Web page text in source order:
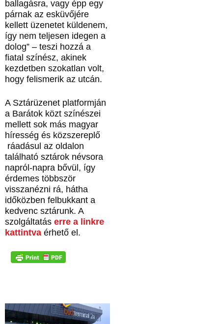
ballagásra, vagy épp egy
párnak az esküvőjére
kellett üzenetet küldenem,
így nem teljesen idegen a
dolog” – teszi hozzá a
fiatal színész, akinek
kezdetben szokatlan volt,
hogy felismerik az utcán.
A Sztárüzenet platformján
a Barátok közt színészei
mellett sok más magyar
híresség és közszereplő
ráadásul az oldalon
található sztárok névsora
napról-napra bővül, így
érdemes többször
visszanézni rá, hátha
időközben felbukkant a
kedvenc sztárunk. A
szolgáltatás erre a linkre
kattintva érhető el.